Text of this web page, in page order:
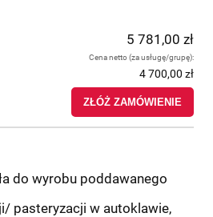
5 781,00 zł
Cena netto (za usługę/grupę):
4 700,00 zł
ZŁÓŻ ZAMÓWIENIE
do wyrobu poddawanego
pasteryzacji w autoklawie,